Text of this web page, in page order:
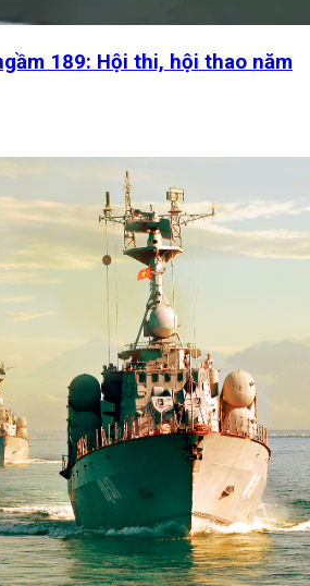
189: Hội thi, hội thao năm